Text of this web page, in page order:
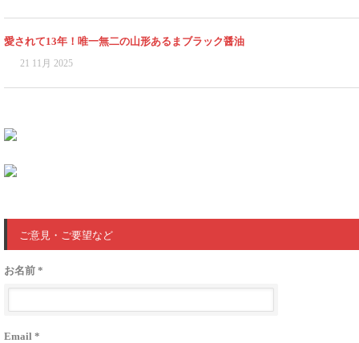
愛されて13年！唯一無二の山形あるまブラック醤油
21 11月 2025
ご意見・ご要望など
お名前 *
Email *